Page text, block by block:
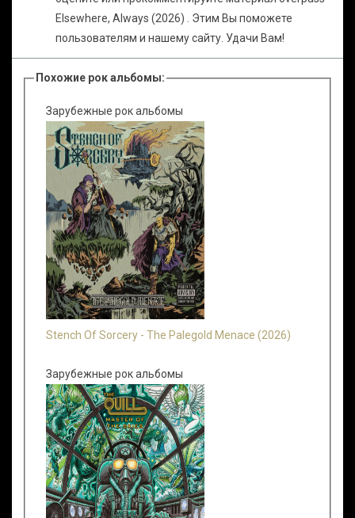
Elsewhere, Always (2026) . Этим Вы поможете
пользователям и нашему сайту. Удачи Вам!
Похожие рок альбомы:
Зарубежные рок альбомы
Stench Of Sorcery - The Palegold Menace (2026)
Зарубежные рок альбомы